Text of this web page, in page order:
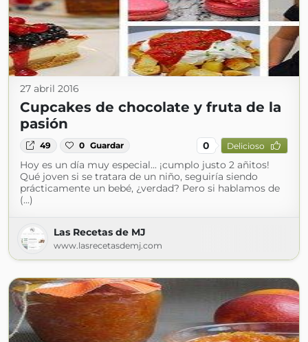
27 abril 2016
Cupcakes de chocolate y fruta de la
pasión
49 0 Guardar 0 Delicioso
Hoy es un día muy especial... ¡cumplo justo 2 añitos!
Qué joven si se tratara de un niño, seguiría siendo
prácticamente un bebé, ¿verdad? Pero si hablamos de
(...)
Las Recetas de MJ
www.lasrecetasdemj.com